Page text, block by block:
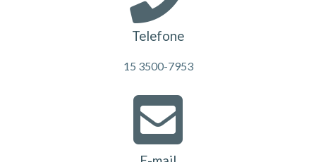
Telefone
15 3500-7953